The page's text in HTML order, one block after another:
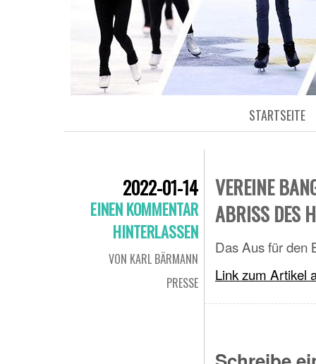
STARTSEITE
2022-01-14
EINEN KOMMENTAR
HINTERLASSEN
VON KARL BÄRMANN
PRESSE
VEREINE
ABRISS DES
Das Aus für den
Link zum Artikel